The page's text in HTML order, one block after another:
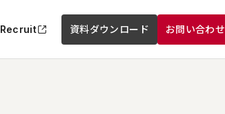
Recruit 資料ダウンロード お問い合わせ